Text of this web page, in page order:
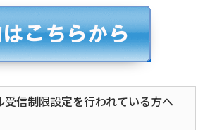
信制限設定を行われている方へ